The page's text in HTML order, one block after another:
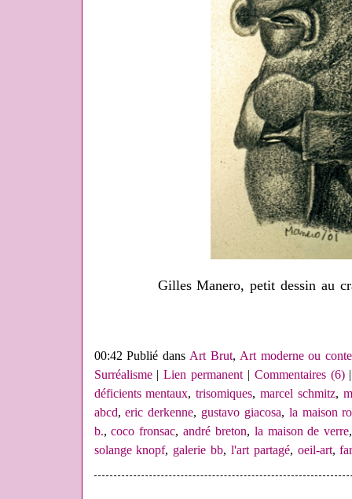
Gilles Manero, petit dessin au
00:42 Publié dansArt Brut, Art moderne ou
Surréalisme|Lien permanent| Commentaires (6)|
déficients mentaux,trisomiques,marcel schmitz,
abcd,eric derkenne, gustavo giacosa, la maison
b.,coco fronsac,andré breton, la maison de verre
solange knopf, galerie bb, l'art partagé, oeil-art,